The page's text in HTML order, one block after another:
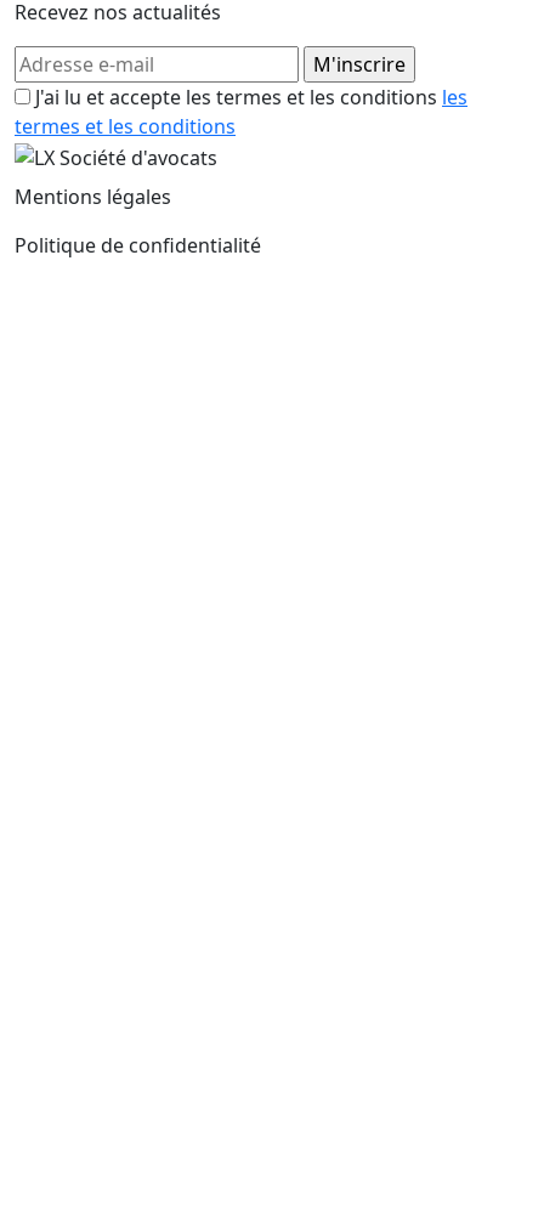
Recevez nos actualités
J'ai lu et accepte les termes et les conditions les
termes et les conditions
Mentions légales
Politique de confidentialité